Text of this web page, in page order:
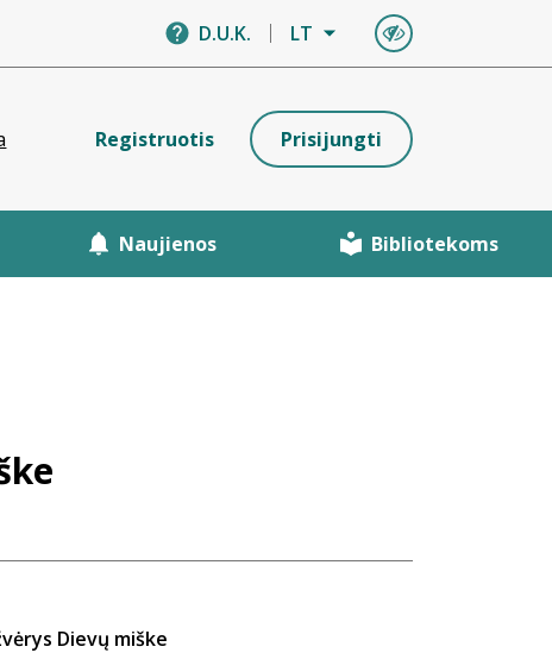
D.U.K. LT
Registruotis Prisijungti
Naujienos Bibliotekoms
Dievų miške